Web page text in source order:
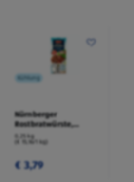
Kühlung
Nürnberger
Rostbratwürste,
Fettreduziert
0,25 kg
(€ 15,16/1 kg)
€ 3,79